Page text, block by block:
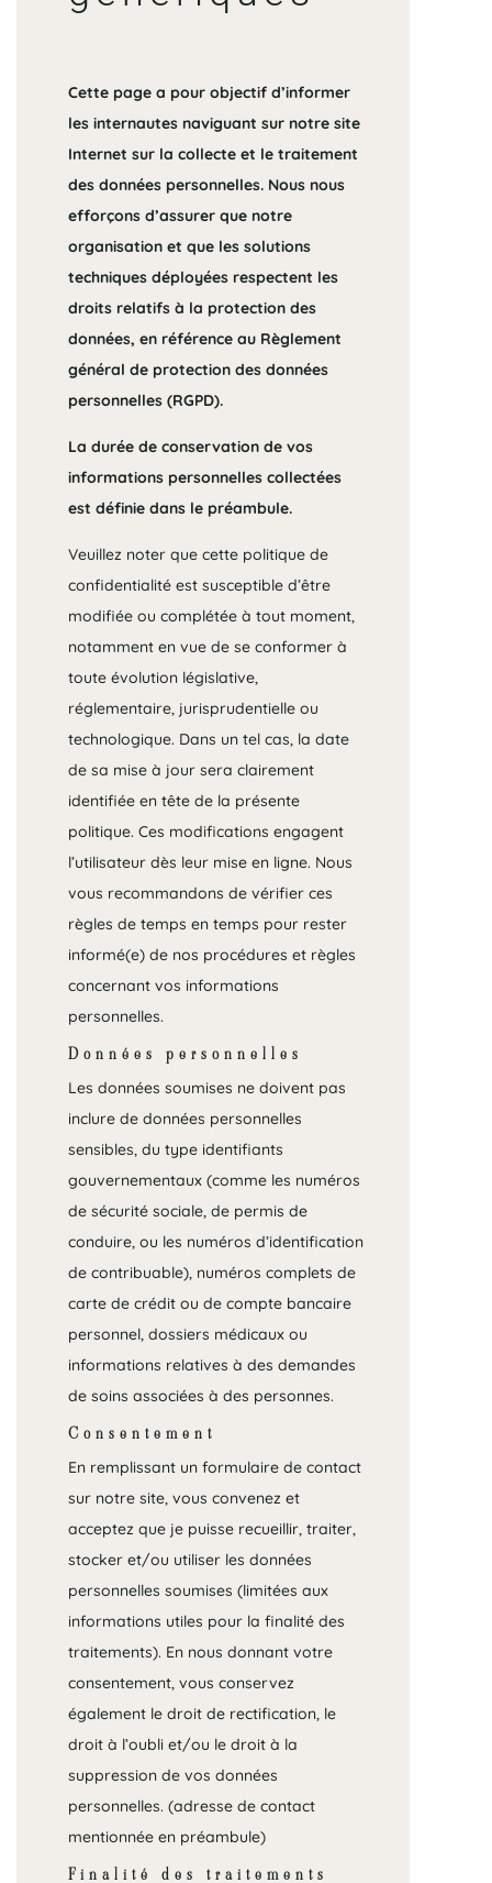
Cette page a pour objectif d’informer
les internautes naviguant sur notre site
Internet sur la collecte et le traitement
des données personnelles. Nous nous
efforçons d’assurer que notre
organisation et que les solutions
techniques déployées respectent les
droits relatifs à la protection des
données, en référence au Règlement
général de protection des données
personnelles (RGPD).
La durée de conservation de vos
informations personnelles collectées
est définie dans le préambule.
Veuillez noter que cette politique de
confidentialité est susceptible d’être
modifiée ou complétée à tout moment,
notamment en vue de se conformer à
toute évolution législative,
réglementaire, jurisprudentielle ou
technologique. Dans un tel cas, la date
de sa mise à jour sera clairement
identifiée en tête de la présente
politique. Ces modifications engagent
l’utilisateur dès leur mise en ligne. Nous
vous recommandons de vérifier ces
règles de temps en temps pour rester
informé(e) de nos procédures et règles
concernant vos informations
personnelles.
Données personnelles
Les données soumises ne doivent pas
inclure de données personnelles
sensibles, du type identifiants
gouvernementaux (comme les numéros
de sécurité sociale, de permis de
conduire, ou les numéros d’identification
de contribuable), numéros complets de
carte de crédit ou de compte bancaire
personnel, dossiers médicaux ou
informations relatives à des demandes
de soins associées à des personnes.
Consentement
En remplissant un formulaire de contact
sur notre site, vous convenez et
acceptez que je puisse recueillir, traiter,
stocker et/ou utiliser les données
personnelles soumises (limitées aux
informations utiles pour la finalité des
traitements). En nous donnant votre
consentement, vous conservez
également le droit de rectification, le
droit à l’oubli et/ou le droit à la
suppression de vos données
personnelles. (adresse de contact
mentionnée en préambule)
Finalité des traitements